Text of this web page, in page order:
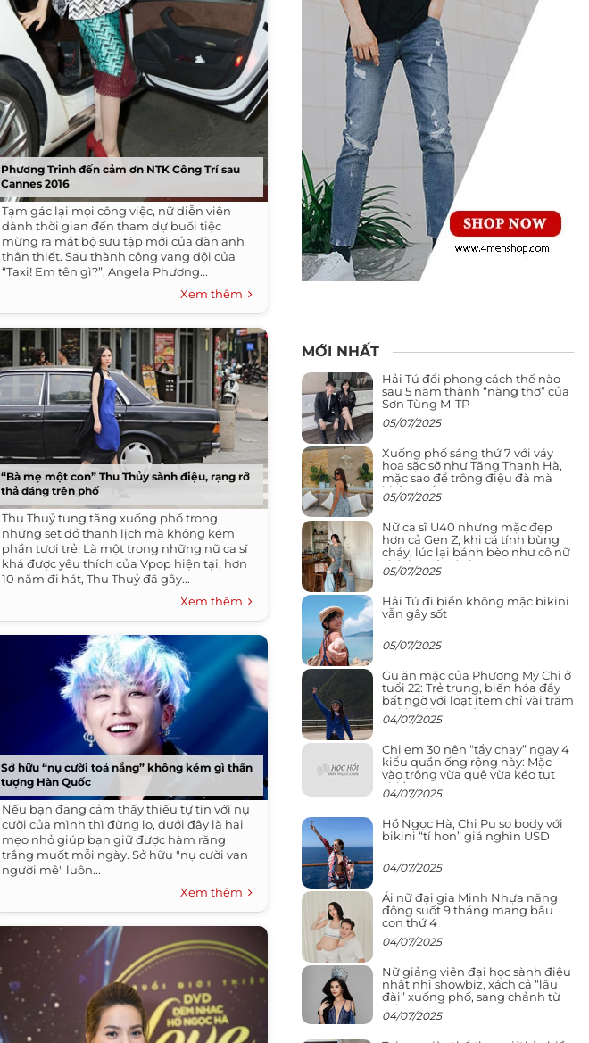
Phương Trinh đến cảm ơn NTK Công Trí sau
Cannes 2016
Tạm gác lại mọi công việc, nữ diễn viên
dành thời gian đến tham dự buổi tiệc
mừng ra mắt bộ sưu tập mới của đàn anh
thân thiết. Sau thành công vang dội của
“Taxi! Em tên gì?”, Angela Phương...
Xem thêm
“Bà mẹ một con” Thu Thủy sành điệu, rạng rỡ
thả dáng trên phố
Thu Thuỷ tung tăng xuống phố trong
những set đồ thanh lịch mà không kém
phần tươi trẻ. Là một trong những nữ ca sĩ
khá được yêu thích của Vpop hiện tại, hơn
10 năm đi hát, Thu Thuỷ đã gây...
Xem thêm
Sở hữu “nụ cười toả nắng” không kém gì thần
tượng Hàn Quốc
Nếu bạn đang cảm thấy thiếu tự tin với nụ
cười của mình thì đừng lo, dưới đây là hai
mẹo nhỏ giúp bạn giữ được hàm răng
trắng muốt mỗi ngày. Sở hữu "nụ cười vạn
người mê" luôn...
Xem thêm
MỚI NHẤT
Hải Tú đổi phong cách thế nào
sau 5 năm thành “nàng thơ” của
Sơn Tùng M-TP
05/07/2025
Xuống phố sáng thứ 7 với váy
hoa sặc sỡ như Tăng Thanh Hà,
mặc sao để trông điệu đà mà
không sến
05/07/2025
Nữ ca sĩ U40 nhưng mặc đẹp
hơn cả Gen Z, khi cá tính bùng
cháy, lúc lại bánh bèo như cô nữ
chính ngôn tình
05/07/2025
Hải Tú đi biển không mặc bikini
vẫn gây sốt
05/07/2025
Gu ăn mặc của Phương Mỹ Chi ở
tuổi 22: Trẻ trung, biến hóa đầy
bất ngờ với loạt item chỉ vài trăm
nghìn đã mua được
04/07/2025
Chị em 30 nên “tẩy chay” ngay 4
kiểu quần ống rộng này: Mặc
vào trông vừa quê vừa kéo tụt
chiều cao
04/07/2025
Hồ Ngọc Hà, Chi Pu so body với
bikini “tí hon” giá nghìn USD
04/07/2025
Ái nữ đại gia Minh Nhựa năng
động suốt 9 tháng mang bầu
con thứ 4
04/07/2025
Nữ giảng viên đại học sành điệu
nhất nhì showbiz, xách cả “lâu
đài” xuống phố, sang chảnh từ
giảng đường ra phố khó ai đọ lại
04/07/2025